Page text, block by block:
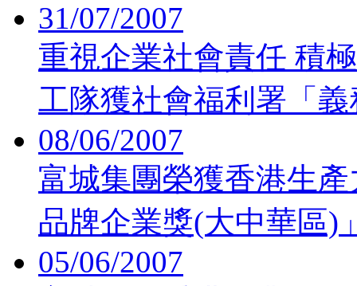
31/07/2007
重視企業社會責任 積
工隊獲社會福利署「
08/06/2007
富城集團榮獲香港生
品牌企業獎(大中華區)
05/06/2007